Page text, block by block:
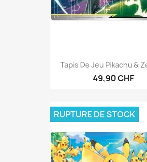
Tapis De Jeu Pikachu &
49,90 CHF
RUPTURE DE STOCK